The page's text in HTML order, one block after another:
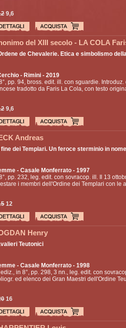
9,6
del XIII secolo - LA COLA
de Chevalerie. Etica e simbolismo
- Rimini - 2019
pp. 94, bross. edit. ill. con sguardie.
tradotto da Faris La Cola, con testo
9,6
Andreas
fine dei Templari. Un feroce sterminio in
- Casale Monferrato - 1997
pp. 232, leg. edit. con sovracop. ill. Il 13
i membri dell'Ordine dei Templari con le
12
Henry
Teutonici
- Casale Monferrato - 1998
in 8°, pp. 298, 3 nn., leg. edit. con
ed elenco dei Gran Maestri dell'Ordine
16